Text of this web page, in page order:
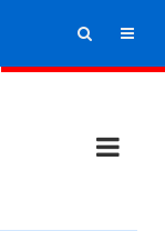
ricerca menu